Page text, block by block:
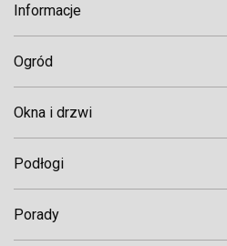
Informacje
Ogród
Okna i drzwi
Podłogi
Porady